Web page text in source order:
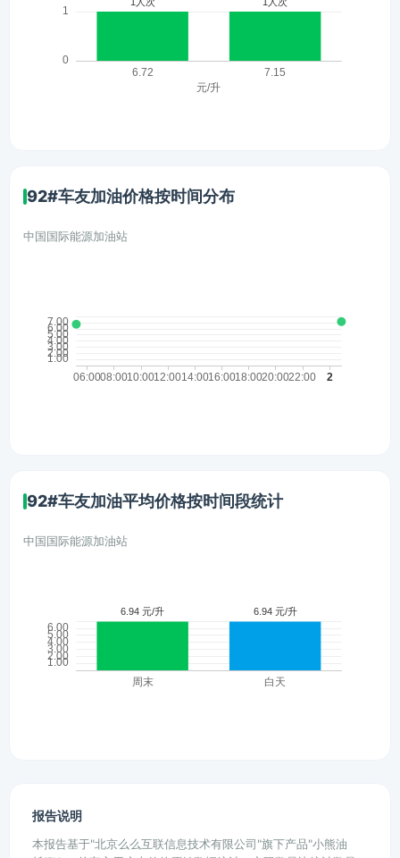
92#车友加油价格按时间分布
中国国际能源加油站
92#车友加油平均价格按时间段统计
中国国际能源加油站
报告说明
本报告基于"北京么么互联信息技术有限公司"旗下产品"小熊油